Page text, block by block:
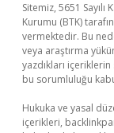
Sitemiz, 5651
Kurumu (BTK)
vermektedir. Bu
veya araştırma
yazdıkları
bu sorumluluğu
Hukuka ve yasal
içerikleri,